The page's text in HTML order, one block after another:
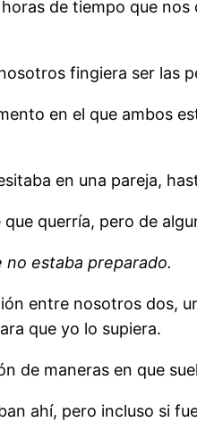
de tiempo que
fingiera ser las
en el que ambos
en una pareja,
que querría, pero de
no estaba preparado.
entre nosotros dos,
que yo lo supiera.
de maneras en que
ahí, pero incluso si